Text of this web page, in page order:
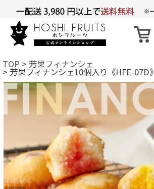
TOP 芳果フィナンシェ
芳果フィナンシェ10個入り《HFE-07D》